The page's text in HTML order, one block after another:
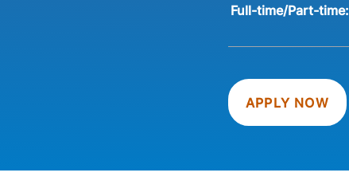
Full-time/Part-time:
APPLY NOW